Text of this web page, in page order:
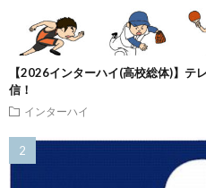
【2026インターハイ(高校総体)】テ
信！
インターハイ